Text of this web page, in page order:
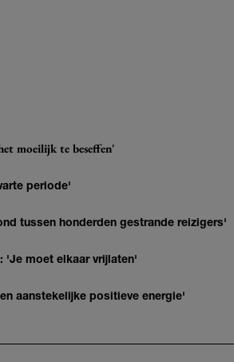
moeilijk te beseffen'
periode'
tussen honderden gestrande reizigers'
'Je moet elkaar vrijlaten'
aanstekelijke positieve energie'